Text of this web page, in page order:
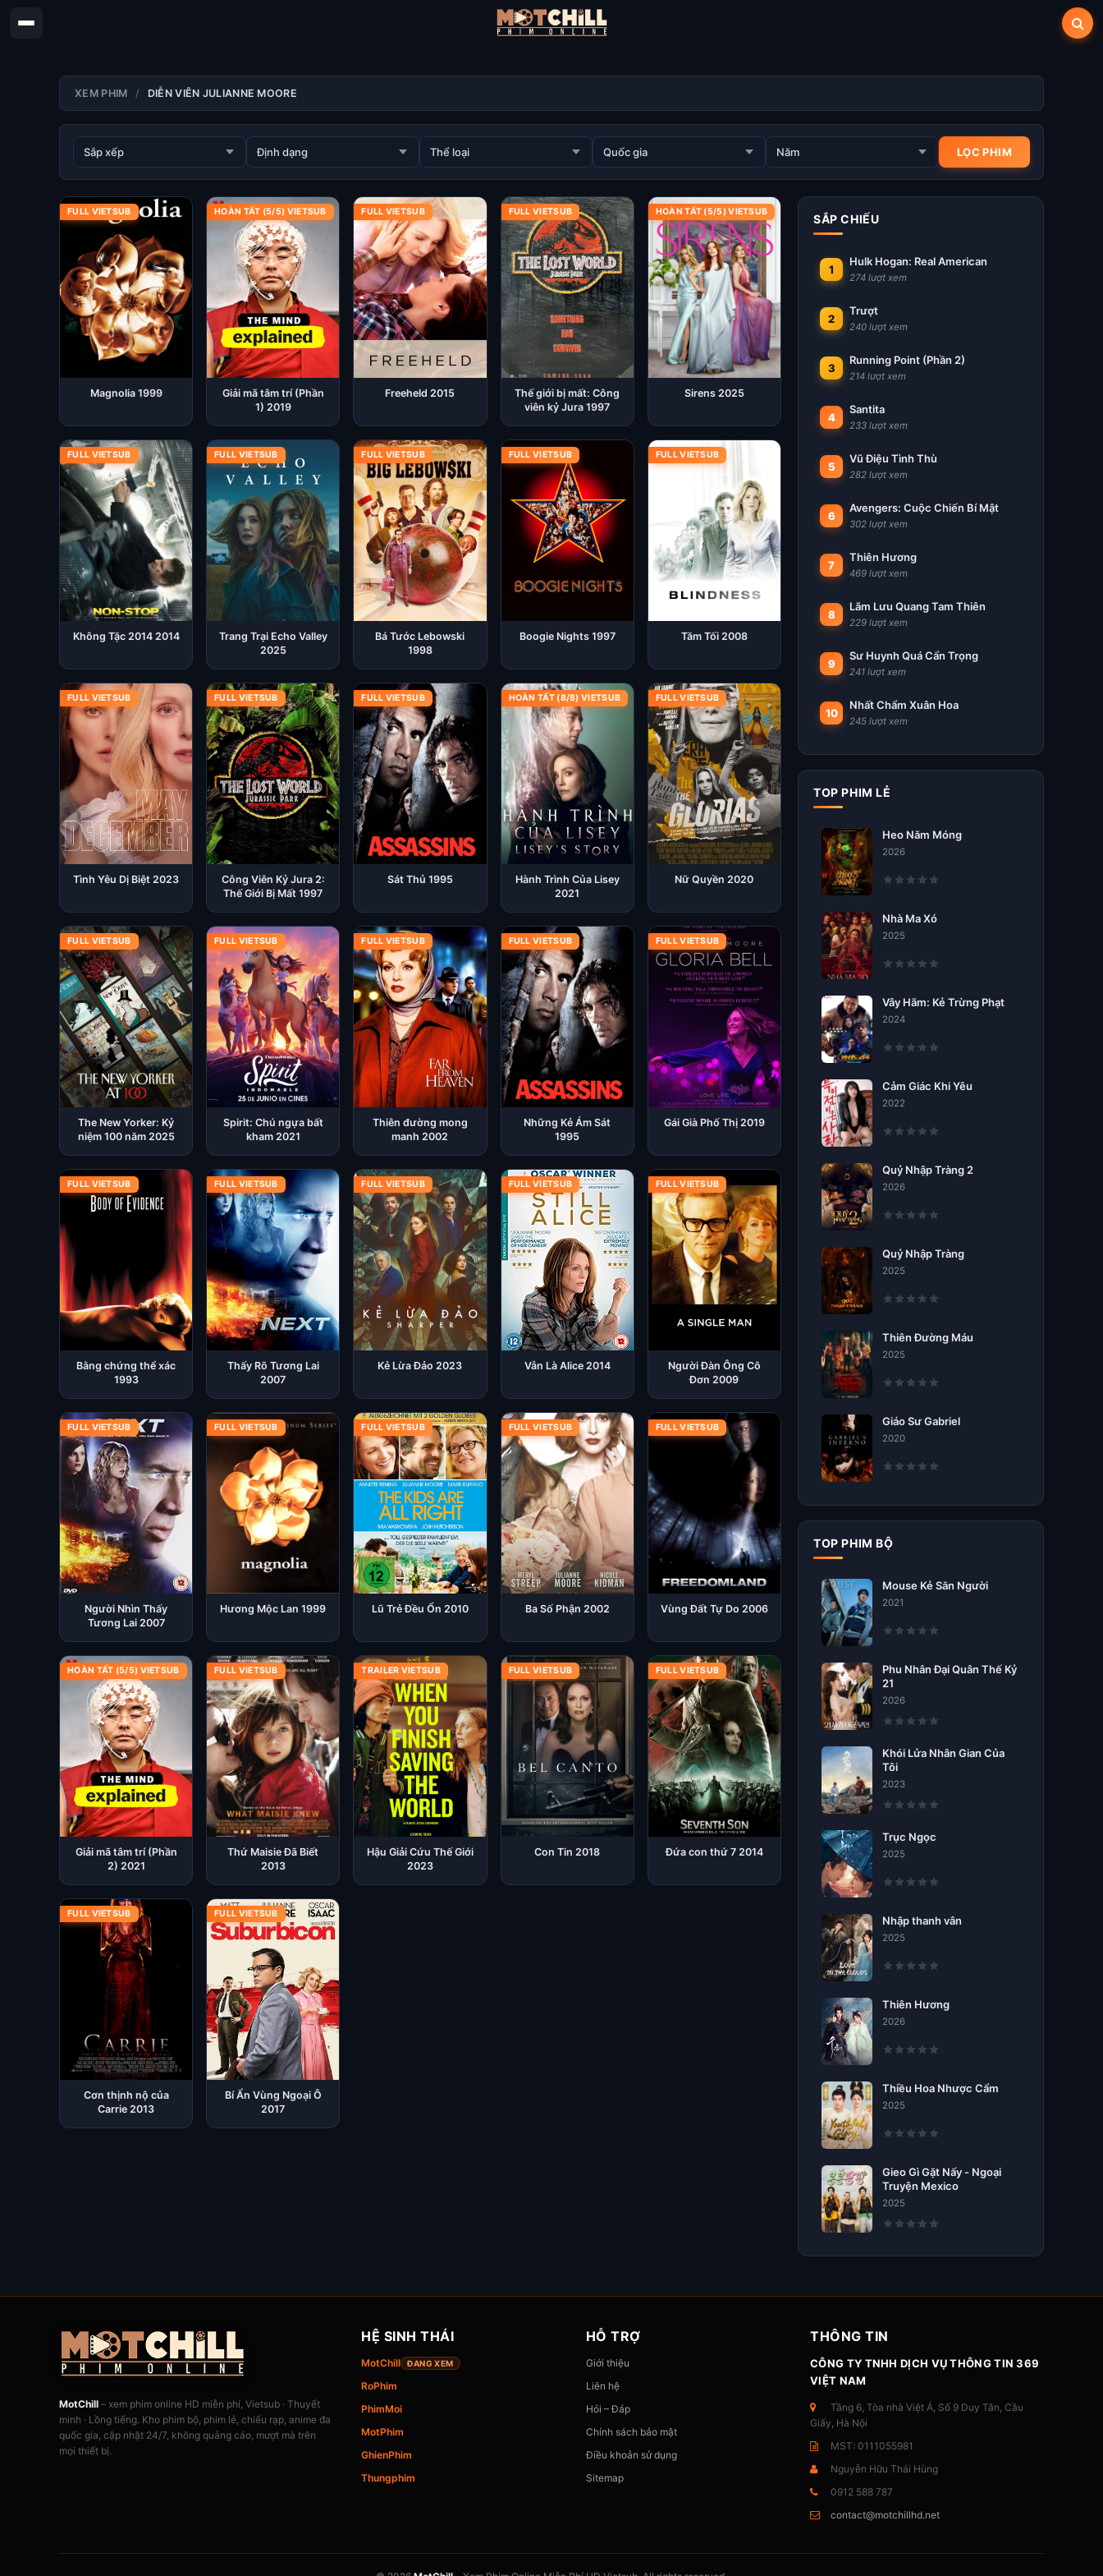
XEM PHIM DIỄN VIÊN JULIANNE MOORE
FULL VIETSUB
Magnolia 1999
HOÀN TẤT (5/5) VIETSUB
Giải mã tâm trí (Phần
1) 2019
FULL VIETSUB
Freeheld 2015
FULL VIETSUB
Thế giới bị mất: Công
viên kỷ Jura 1997
HOÀN TẤT (5/5) VIETSUB
Sirens 2025
FULL VIETSUB
Không Tặc 2014 2014
FULL VIETSUB
Trang Trại Echo Valley
2025
FULL VIETSUB
Bá Tước Lebowski
1998
FULL VIETSUB
Boogie Nights 1997
FULL VIETSUB
Tăm Tối 2008
FULL VIETSUB
Tình Yêu Dị Biệt 2023
FULL VIETSUB
Công Viên Kỷ Jura 2:
Thế Giới Bị Mất 1997
FULL VIETSUB
Sát Thủ 1995
HOÀN TẤT (8/8) VIETSUB
Hành Trình Của Lisey
2021
FULL VIETSUB
Nữ Quyền 2020
FULL VIETSUB
The New Yorker: Kỷ
niệm 100 năm 2025
FULL VIETSUB
Spirit: Chú ngựa bất
kham 2021
FULL VIETSUB
Thiên đường mong
manh 2002
FULL VIETSUB
Những Kẻ Ám Sát
1995
FULL VIETSUB
Gái Già Phố Thị 2019
FULL VIETSUB
Bằng chứng thể xác
1993
FULL VIETSUB
Thấy Rõ Tương Lai
2007
FULL VIETSUB
Kẻ Lừa Đảo 2023
FULL VIETSUB
Vẫn Là Alice 2014
FULL VIETSUB
Người Đàn Ông Cô
Đơn 2009
FULL VIETSUB
Người Nhìn Thấy
Tương Lai 2007
FULL VIETSUB
Hương Mộc Lan 1999
FULL VIETSUB
Lũ Trẻ Đều Ổn 2010
FULL VIETSUB
Ba Số Phận 2002
FULL VIETSUB
Vùng Đất Tự Do 2006
HOÀN TẤT (5/5) VIETSUB
Giải mã tâm trí (Phần
2) 2021
FULL VIETSUB
Thứ Maisie Đã Biết
2013
TRAILER VIETSUB
Hậu Giải Cứu Thế Giới
2023
FULL VIETSUB
Con Tin 2018
FULL VIETSUB
Đứa con thứ 7 2014
FULL VIETSUB
Cơn thịnh nộ của
Carrie 2013
FULL VIETSUB
Bí Ẩn Vùng Ngoại Ô
2017
SẮP CHIẾU
1
Hulk Hogan: Real American
274 lượt xem
2
Trượt
240 lượt xem
3
Running Point (Phần 2)
214 lượt xem
4
Santita
233 lượt xem
5
Vũ Điệu Tình Thù
282 lượt xem
6
Avengers: Cuộc Chiến Bí Mật
302 lượt xem
7
Thiên Hương
469 lượt xem
8
Lãm Lưu Quang Tam Thiên
229 lượt xem
9
Sư Huynh Quá Cẩn Trọng
241 lượt xem
10
Nhất Chẩm Xuân Hoa
245 lượt xem
TOP PHIM LẺ
Heo Năm Móng
2026
Nhà Ma Xó
2025
Vây Hãm: Kẻ Trừng Phạt
2024
Cảm Giác Khi Yêu
2022
Quỷ Nhập Tràng 2
2026
Quỷ Nhập Tràng
2025
Thiên Đường Máu
2025
Giáo Sư Gabriel
2020
TOP PHIM BỘ
Mouse Kẻ Săn Người
2021
Phu Nhân Đại Quân Thế Kỷ
21
2026
Khói Lửa Nhân Gian Của
Tôi
2023
Trục Ngọc
2025
Nhập thanh vân
2025
Thiên Hương
2026
Thiều Hoa Nhược Cẩm
2025
Gieo Gì Gặt Nấy - Ngoại
Truyện Mexico
2025
MotChill – xem phim online HD miễn phí, Vietsub · Thuyết
minh · Lồng tiếng. Kho phim bộ, phim lẻ, chiếu rạp, anime đa
quốc gia, cập nhật 24/7, không quảng cáo, mượt mà trên
mọi thiết bị.
HỆ SINH THÁI
MotChill ĐANG XEM
RoPhim
PhimMoi
MotPhim
GhienPhim
Thungphim
HỖ TRỢ
Giới thiệu
Liên hệ
Hỏi – Đáp
Chính sách bảo mật
Điều khoản sử dụng
Sitemap
THÔNG TIN
CÔNG TY TNHH DỊCH VỤ THÔNG TIN 369
VIỆT NAM
Tầng 6, Tòa nhà Việt Á, Số 9 Duy Tân, Cầu
Giấy, Hà Nội
MST: 0111055981
Nguyễn Hữu Thái Hùng
0912 588 787
contact@motchillhd.net